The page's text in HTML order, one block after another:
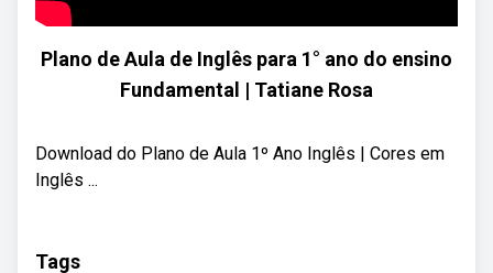
Plano de Aula de Inglês para 1° ano do ensino
Fundamental | Tatiane Rosa
Download do Plano de Aula 1º Ano Inglês | Cores em
Inglês ...
Tags